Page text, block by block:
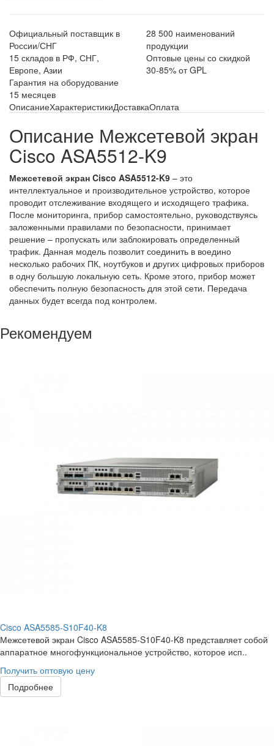
Официальный поставщик в
России/СНГ
28 500 наименований
продукции
15 складов в РФ, СНГ,
Европе, Азии
Оптовые цены со скидкой
30-85% от GPL
Гарантия на оборудование
15 месяцев
ОписаниеХарактеристикиДоставкаОплата
Описание Межсетевой экран
Cisco ASA5512-K9
Межсетевой экран Cisco ASA5512-K9 – это
интеллектуальное и производительное устройство, которое
проводит отслеживание входящего и исходящего трафика.
После мониторинга, прибор самостоятельно, руководствуясь
заложенными правилами по безопасности, принимает
решение – пропускать или заблокировать определенный
трафик. Данная модель позволит соединить в воедино
несколько рабочих ПК, ноутбуков и других цифровых приборов
в одну большую локальную сеть. Кроме этого, прибор может
обеспечить полную безопасность для этой сети. Передача
данных будет всегда под контролем.
Рекомендуем
Cisco ASA5585-S10F40-K8
Межсетевой экран Cisco ASA5585-S10F40-K8 представляет собой
аппаратное многофункциональное устройство, которое исп..
Получить оптовую цену
Подробнее